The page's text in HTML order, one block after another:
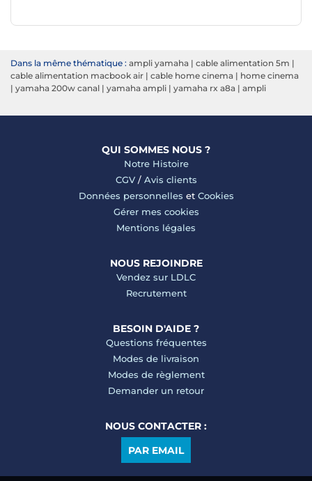
Dans la même thématique : ampli yamaha | cable alimentation 5m |
cable alimentation macbook air | cable home cinema | home cinema
| yamaha 200w canal | yamaha ampli | yamaha rx a8a | ampli
QUI SOMMES NOUS ?
Notre Histoire
CGV/ Avis clients
Données personnelles et Cookies
Gérer mes cookies
Mentions légales
NOUS REJOINDRE
Vendez sur LDLC
Recrutement
BESOIN D'AIDE ?
Questions fréquentes
Modes de livraison
Modes de règlement
Demander un retour
NOUS CONTACTER :
PAR EMAIL